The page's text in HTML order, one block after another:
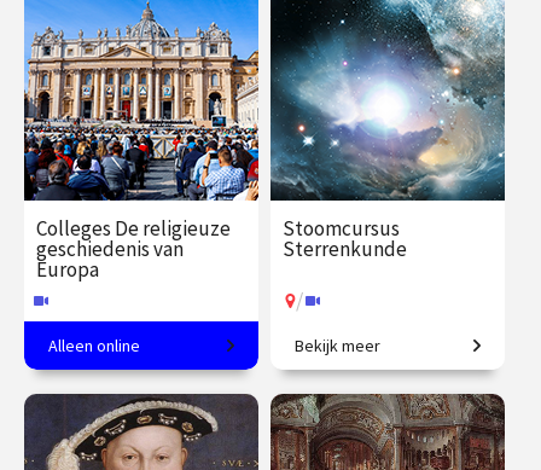
€ 89.00
vanaf 15
sep.
Op locatie
€ 288.00
vanaf 27
jan.
Online
Colleges De religieuze
geschiedenis van
Europa
Een meer dan christelijk
continent.
€ 217.00
vanaf 21
Alleen online
Stoomcursus
Sterrenkunde
/
Maak een rondreis door het
heelal tot aan de sterren en
daar voorbij.
€ 217.00
vanaf 2
Bekijk meer